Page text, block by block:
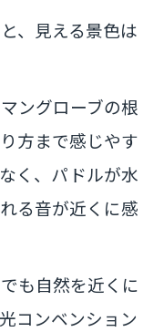
、見える景色は
ングローブの根
方まで感じやす
く、パドルが水
る音が近くに感
も自然を近くに
コンベンション